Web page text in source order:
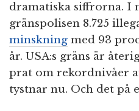
dramatiska siffrorna. I
gränspolisen 8.725
minskning med 93
år. USA:s gräns är
prat om rekordnivåer
tystnar nu. Och det på